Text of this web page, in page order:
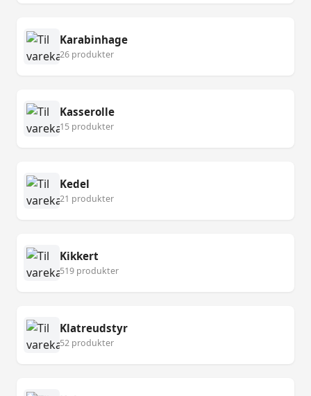
Karabinhage
26 produkter
Kasserolle
15 produkter
Kedel
21 produkter
Kikkert
519 produkter
Klatreudstyr
52 produkter